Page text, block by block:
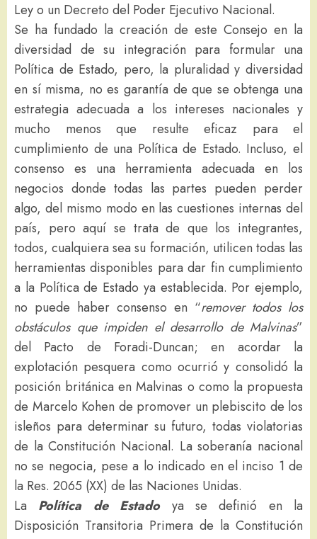
Ley o un Decreto del Poder Ejecutivo Nacional.
Se ha fundado la creación de este Consejo en la
diversidad de su integración para formular una
Política de Estado, pero, la pluralidad y diversidad
en sí misma, no es garantía de que se obtenga una
estrategia adecuada a los intereses nacionales y
mucho menos que resulte eficaz para el
cumplimiento de una Política de Estado. Incluso, el
consenso es una herramienta adecuada en los
negocios donde todas las partes pueden perder
algo, del mismo modo en las cuestiones internas del
país, pero aquí se trata de que los integrantes,
todos, cualquiera sea su formación, utilicen todas las
herramientas disponibles para dar fin cumplimiento
a la Política de Estado ya establecida. Por ejemplo,
no puede haber consenso en “remover todos los
obstáculos que impiden el desarrollo de Malvinas”
del Pacto de Foradi-Duncan; en acordar la
explotación pesquera como ocurrió y consolidó la
posición británica en Malvinas o como la propuesta
de Marcelo Kohen de promover un plebiscito de los
isleños para determinar su futuro, todas violatorias
de la Constitución Nacional. La soberanía nacional
no se negocia, pese a lo indicado en el inciso 1 de
la Res. 2065 (XX) de las Naciones Unidas.
La Política de Estadoya se definió en la
Disposición Transitoria Primera de la Constitución